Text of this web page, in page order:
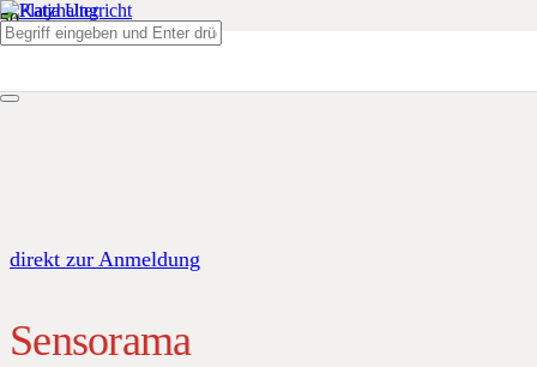
direkt zur Anmeldung
Sensorama